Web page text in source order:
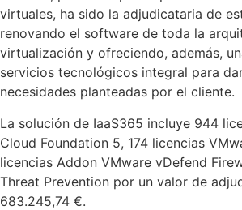
virtuales, ha sido la adjudicataria de
renovando el software de toda la
virtualización y ofreciendo, además,
servicios tecnológicos integral para
necesidades planteadas por el cliente.
La solución de IaaS365 incluye 944
Cloud Foundation 5, 174 licencias
licencias Addon VMware vDefend
Threat Prevention por un valor de
683.245,74 €.